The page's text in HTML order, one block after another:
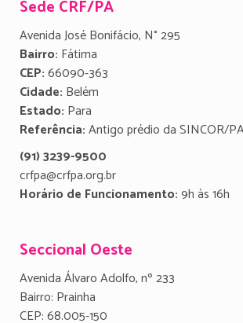
Sede CRF/PA
Avenida José Bonifácio, N° 295
Bairro: Fátima
CEP:66090-363
Cidade: Belém
Estado: Para
Referência:Antigo prédio da SINCOR/
(91) 3239-9500
crfpa@crfpa.org.br
Horário de Funcionamento:9h às 16h
Seccional Oeste
Avenida Álvaro Adolfo, nº 233
Bairro: Prainha
CEP: 68.005-150